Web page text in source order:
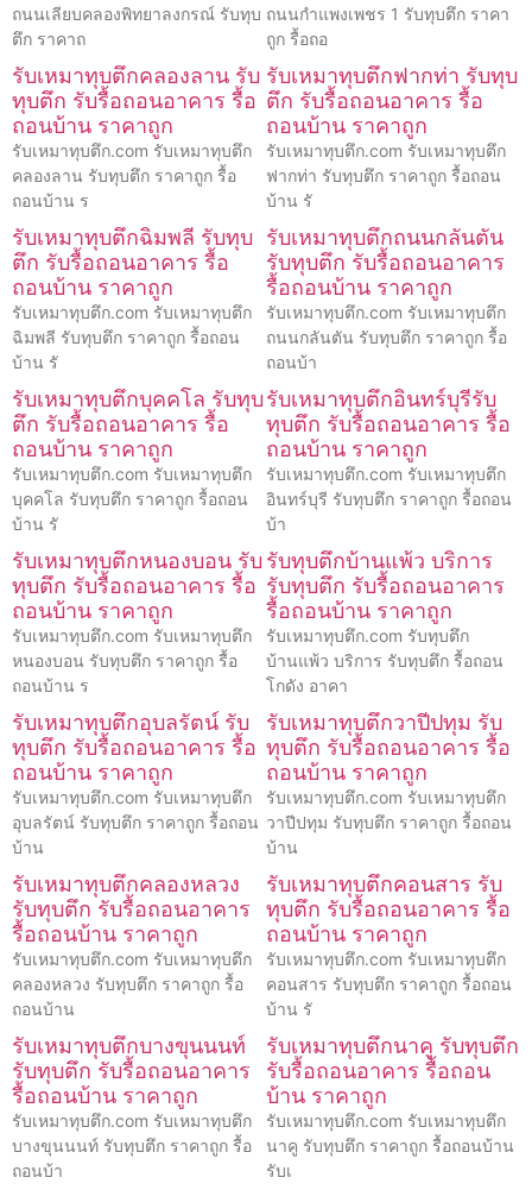
ถนนเลียบคลองพิทยาลงกรณ์ รับทุบ
ตึก ราคาถ
ถนนกำแพงเพชร 1 รับทุบตึก ราคา
ถูก รื้อถอ
รับเหมาทุบตึกคลองลาน รับ
ทุบตึก รับรื้อถอนอาคาร รื้อ
ถอนบ้าน ราคาถูก
รับเหมาทุบตึก.com รับเหมาทุบตึก
คลองลาน รับทุบตึก ราคาถูก รื้อ
ถอนบ้าน ร
รับเหมาทุบตึกฟากท่า รับทุบ
ตึก รับรื้อถอนอาคาร รื้อ
ถอนบ้าน ราคาถูก
รับเหมาทุบตึก.com รับเหมาทุบตึก
ฟากท่า รับทุบตึก ราคาถูก รื้อถอน
บ้าน รั
รับเหมาทุบตึกฉิมพลี รับทุบ
ตึก รับรื้อถอนอาคาร รื้อ
ถอนบ้าน ราคาถูก
รับเหมาทุบตึก.com รับเหมาทุบตึก
ฉิมพลี รับทุบตึก ราคาถูก รื้อถอน
บ้าน รั
รับเหมาทุบตึกถนนกลันตัน
รับทุบตึก รับรื้อถอนอาคาร
รื้อถอนบ้าน ราคาถูก
รับเหมาทุบตึก.com รับเหมาทุบตึก
ถนนกลันตัน รับทุบตึก ราคาถูก รื้อ
ถอนบ้า
รับเหมาทุบตึกบุคคโล รับทุบ
ตึก รับรื้อถอนอาคาร รื้อ
ถอนบ้าน ราคาถูก
รับเหมาทุบตึก.com รับเหมาทุบตึก
บุคคโล รับทุบตึก ราคาถูก รื้อถอน
บ้าน รั
รับเหมาทุบตึกอินทร์บุรีรับ
ทุบตึก รับรื้อถอนอาคาร รื้อ
ถอนบ้าน ราคาถูก
รับเหมาทุบตึก.com รับเหมาทุบตึก
อินทร์บุรี รับทุบตึก ราคาถูก รื้อถอน
บ้า
รับเหมาทุบตึกหนองบอน รับ
ทุบตึก รับรื้อถอนอาคาร รื้อ
ถอนบ้าน ราคาถูก
รับเหมาทุบตึก.com รับเหมาทุบตึก
หนองบอน รับทุบตึก ราคาถูก รื้อ
ถอนบ้าน ร
รับทุบตึกบ้านแพ้ว บริการ
รับทุบตึก รับรื้อถอนอาคาร
รื้อถอนบ้าน ราคาถูก
รับเหมาทุบตึก.com รับทุบตึก
บ้านแพ้ว บริการ รับทุบตึก รื้อถอน
โกดัง อาคา
รับเหมาทุบตึกอุบลรัตน์ รับ
ทุบตึก รับรื้อถอนอาคาร รื้อ
ถอนบ้าน ราคาถูก
รับเหมาทุบตึก.com รับเหมาทุบตึก
อุบลรัตน์ รับทุบตึก ราคาถูก รื้อถอน
บ้าน
รับเหมาทุบตึกวาปีปทุม รับ
ทุบตึก รับรื้อถอนอาคาร รื้อ
ถอนบ้าน ราคาถูก
รับเหมาทุบตึก.com รับเหมาทุบตึก
วาปีปทุม รับทุบตึก ราคาถูก รื้อถอน
บ้าน
รับเหมาทุบตึกคลองหลวง
รับทุบตึก รับรื้อถอนอาคาร
รื้อถอนบ้าน ราคาถูก
รับเหมาทุบตึก.com รับเหมาทุบตึก
คลองหลวง รับทุบตึก ราคาถูก รื้อ
ถอนบ้าน
รับเหมาทุบตึกคอนสาร รับ
ทุบตึก รับรื้อถอนอาคาร รื้อ
ถอนบ้าน ราคาถูก
รับเหมาทุบตึก.com รับเหมาทุบตึก
คอนสาร รับทุบตึก ราคาถูก รื้อถอน
บ้าน รั
รับเหมาทุบตึกบางขุนนนท์
รับทุบตึก รับรื้อถอนอาคาร
รื้อถอนบ้าน ราคาถูก
รับเหมาทุบตึก.com รับเหมาทุบตึก
บางขุนนนท์ รับทุบตึก ราคาถูก รื้อ
ถอนบ้า
รับเหมาทุบตึกนาคู รับทุบตึก
รับรื้อถอนอาคาร รื้อถอน
บ้าน ราคาถูก
รับเหมาทุบตึก.com รับเหมาทุบตึก
นาคู รับทุบตึก ราคาถูก รื้อถอนบ้าน
รับเ